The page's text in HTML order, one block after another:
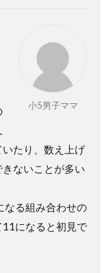
小5男子ママ
たり、数え上げ
ないことが多い
なる組み合わせの
になると初見で